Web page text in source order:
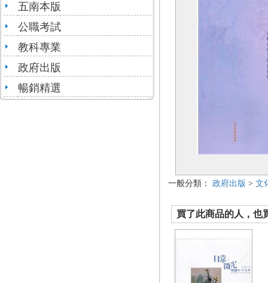
五南本版
公職考試
教科專業
政府出版
暢銷精選
一般分類： 政府出版 > 文
買了此商品的人，也